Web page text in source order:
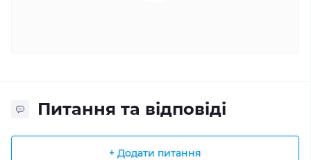
Питання та відповіді
+ Додати питання